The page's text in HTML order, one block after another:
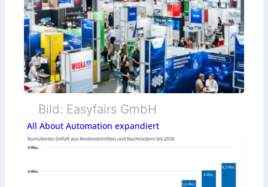
Bild: Easyfairs GmbH
All About Automation expandiert